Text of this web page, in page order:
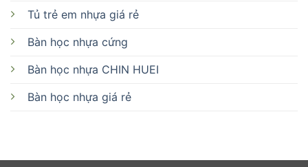
Tủ trẻ em nhựa giá rẻ
Bàn học nhựa cứng
Bàn học nhựa CHIN HUEI
Bàn học nhựa giá rẻ